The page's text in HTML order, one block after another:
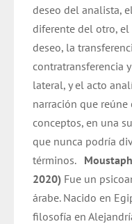
deseo del analista,
diferente del otro,
deseo, la
contratransferencia
lateral, y el acto
narración que reúne
conceptos, en una
que nunca podría
términos.
2020) Fue un
árabe. Nacido en
filosofía en